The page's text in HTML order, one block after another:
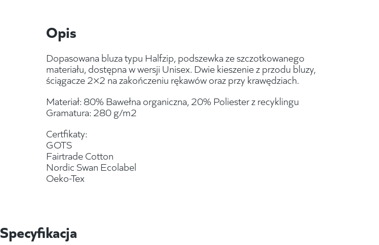
Opis
Dopasowana bluza typu Halfzip, podszewka ze szczotkowanego
materiału, dostępna w wersji Unisex. Dwie kieszenie z przodu bluzy,
ściągacze 2×2 na zakończeniu rękawów oraz przy krawędziach.
Materiał: 80% Bawełna organiczna, 20% Poliester z recyklingu
Gramatura: 280 g/m2
Certfikaty:
GOTS
Fairtrade Cotton
Nordic Swan Ecolabel
Oeko-Tex
Specyfikacja